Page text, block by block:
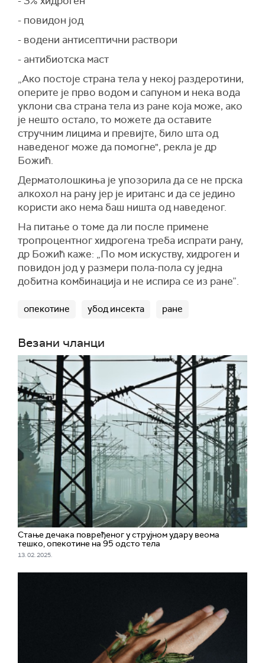
- повидон јод
- водени антисептични раствори
- антибиотска маст
„Ако постоје страна тела у некој раздеротини,
оперите је прво водом и сапуном и нека вода
уклони сва страна тела из ране која може, ако
је нешто остало, то можете да оставите
стручним лицима и превијте, било шта од
наведеног може да помогне", рекла је др
Божић.
Дерматолошкиња је упозорила да се не прска
алкохол на рану јер је иританс и да се једино
користи ако нема баш ништа од наведеног.
На питање о томе да ли после примене
тропроцентног хидрогена треба испрати рану,
др Божић каже: „По мом искуству, хидроген и
повидон јод у размери пола-пола су једна
добитна комбинација и не испира се из ране”.
опекотине убод инсекта ране
Везани чланци
Стање дечака повређеног у струјном удару веома
тешко, опекотине на 95 одсто тела
13. 02. 2025.